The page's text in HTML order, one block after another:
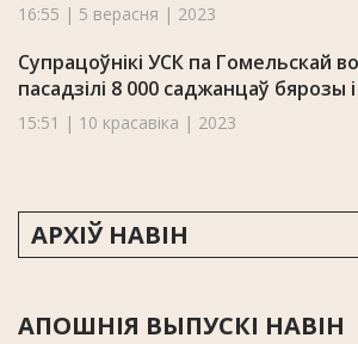
16:55 | 5 верасня | 2023
Супрацоўнікі УСК па Гомельскай
пасадзілі 8 000 саджанцаў бярозы і
15:51 | 10 красавіка | 2023
АРХІЎ НАВІН
АПОШНІЯ ВЫПУСКІ НАВІН